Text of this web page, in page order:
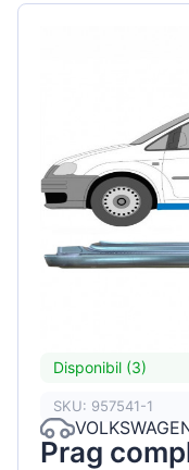
Disponibil (3)
SKU: 957541-1
Prag